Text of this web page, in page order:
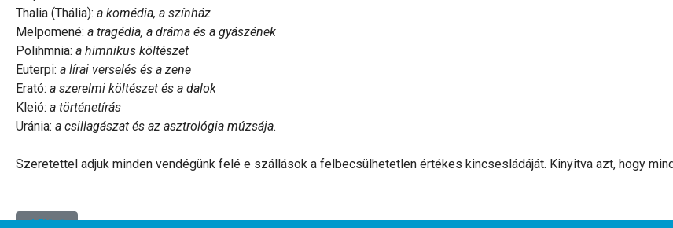
Thalia (Thália): a komédia, a színház
Melpomené: a tragédia, a dráma és a gyászének
Polihmnia: a himnikus költészet
Euterpi: a lírai verselés és a zene
Erató: a szerelmi költészet és a dalok
Kleió: a történetírás
Uránia: a csillagászat és az asztrológia múzsája.
Szeretettel adjuk minden vendégünk felé e szállások a felbecsülhetetlen értékes kincsesládáját. Kinyitva azt, hogy
Előző cikk: A nyaralás végén a szálláson felejtett kedvenc holmik
Előző